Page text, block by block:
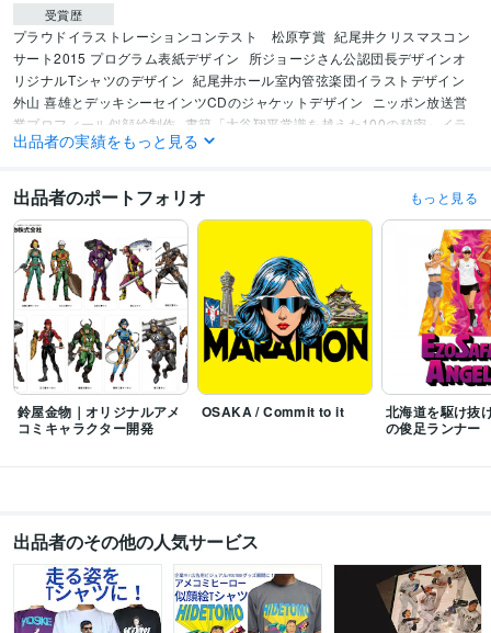
受賞歴
プラウドイラストレーションコンテスト　松原亨賞 紀尾井クリスマスコン
サート2015 プログラム表紙デザイン
所ジョージさん公認団長デザインオ
リジナルTシャツのデザイン 紀尾井ホール室内管弦楽団イラストデザイン
外山 喜雄とデッキシーセインツCDのジャケットデザイン
ニッポン放送営
業プロフィール似顔絵制作 書籍「大谷翔平常識を越えた100の秘密」イラ
スト制作 映画「私の見ている世界が全て」にてイラストTシャツの衣装提
イン 『漫画で学べるシリーズ大谷翔平ヒストリー』表紙イラスト制作
ビジネス・クリエイティブツール
Adobe Illustrator:16年
得意分野
イラスト作成・漫画制作 アイコン作成
イラストデザイン
イラスト作成・漫画制作 キャラクターデザイン
キャラクターデザイン
学歴
ヒューマンアカデミー札幌校
出品者の実績をもっと見る
出品者のポートフォリオ もっと見る
鈴屋金物｜オリジナルアメ
コミキャラクター開発
OSAKA / Commit to it
北海道を駆け抜
の俊足ランナー
出品者のその他の人気サービス